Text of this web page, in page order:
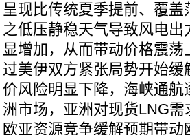
呈现比传统夏季提前、覆
之低压静稳天气导致风电
显增加，从而带动价格震
过美伊双方紧张局势开始
价风险明显下降，海峡通
洲市场，亚洲对现货LNG
欧亚资源竞争缓解预期带